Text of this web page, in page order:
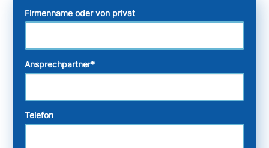
Firmenname oder von privat
Ansprechpartner*
Telefon